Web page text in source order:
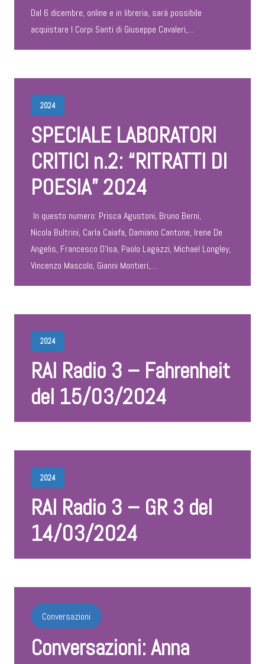
Dal 6 dicembre, online e in libreria, sarà possibile
acquistare I Corpi Santi di Giuseppe Cavaleri,…
2024
SPECIALE LABORATORI
CRITICI n.2: “RITRATTI DI
POESIA” 2024
In questo numero: Prisca Agustoni, Bruno Berni,
Nicola Bultrini, Carla Caiafa, Damiano Cantone, Irene De
Angelis, Francesco D’Isa, Paolo Lagazzi, Michael Longley,
Vincenzo Mascolo, Gianni Montieri,…
2024
RAI Radio 3 – Fahrenheit
del 15/03/2024
2024
RAI Radio 3 – GR 3 del
14/03/2024
Conversazioni
Conversazioni: Anna